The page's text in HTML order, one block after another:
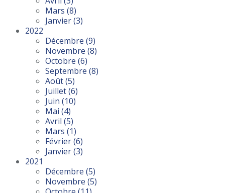
Mars (8)
Janvier(3)
2022
Décembre (9)
Novembre (8)
Octobre (6)
Septembre (8)
Août(5)
Juillet(6)
Juin (10)
Mai (4)
Avril (5)
Mars (1)
Février(6)
Janvier(3)
2021
Décembre (5)
Novembre (5)